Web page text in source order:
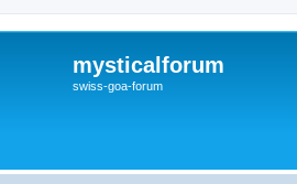
mysticalforum
swiss-goa-forum